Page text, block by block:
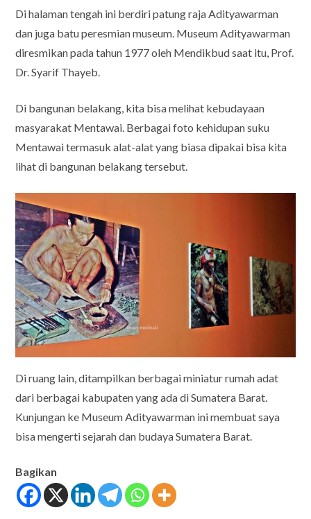
Di halaman tengah ini berdiri patung raja Adityawarman
dan juga batu peresmian museum. Museum Adityawarman
diresmikan pada tahun 1977 oleh Mendikbud saat itu, Prof.
Dr. Syarif Thayeb.
Di bangunan belakang, kita bisa melihat kebudayaan
masyarakat Mentawai. Berbagai foto kehidupan suku
Mentawai termasuk alat-alat yang biasa dipakai bisa kita
lihat di bangunan belakang tersebut.
Di ruang lain, ditampilkan berbagai miniatur rumah adat
dari berbagai kabupaten yang ada di Sumatera Barat.
Kunjungan ke Museum Adityawarman ini membuat saya
bisa mengerti sejarah dan budaya Sumatera Barat.
Bagikan